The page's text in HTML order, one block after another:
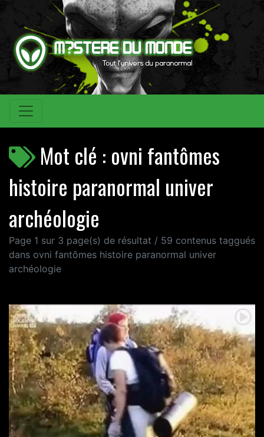
Mot clé : ovni fantômes
histoire paranormal univer
archéologie
Page 1 sur 3 page(s) de résultat / 59 contenus taggués
dans ovni fantômes histoire paranormal univer
archéologie